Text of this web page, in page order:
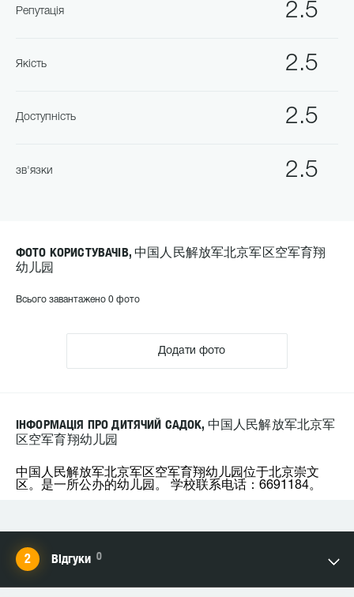
2.5
Репутація
2.5
Якість
2.5
Доступність
2.5
зв'язки
ФОТО КОРИСТУВАЧІВ, 中国人民解放军北京军区空军育翔
幼儿园
Всього завантажено 0 фото
Додати фото
ІНФОРМАЦІЯ ПРО ДИТЯЧИЙ САДОК, 中国人民解放军北京军
区空军育翔幼儿园
中国人民解放军北京军区空军育翔幼儿园位于北京崇文
区。是一所公办的幼儿园。 学校联系电话：6691184。
Відгуки 0